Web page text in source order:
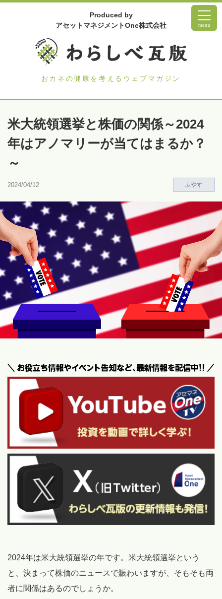
Produced by
アセットマネジメントOne株式会社
おカネの健康を考えるウェブマガジン
menu
米大統領選挙と株価の関係～2024
年はアノマリーが当てはまるか？
～
2024/04/12 ふやす
2024年は米大統領選挙の年です。米大統領選挙という
と、決まって株価のニュースで賑わいますが、そもそも両
者に関係はあるのでしょうか。